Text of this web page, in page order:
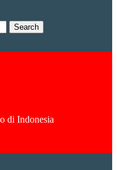
di Indonesia